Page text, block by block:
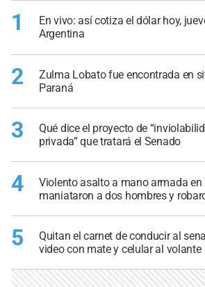
1
En vivo: así cotiza el dólar hoy,
Argentina
2
Zulma Lobato fue encontrada en
Paraná
3
Qué dice el proyecto de
privada” que tratará el Senado
4
Violento asalto a mano armada en
maniataron a dos hombres y
5
Quitan el carnet de conducir al
video con mate y celular al volante